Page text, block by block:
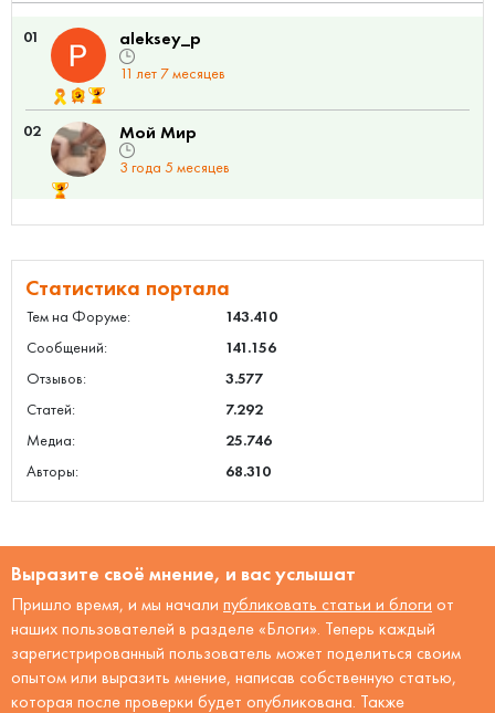
01 aleksey_p
11 лет 7 месяцев
02 Мой Мир
3 года 5 месяцев
Статистика портала
Тем на Форуме:
143.410
Сообщений:
141.156
Отзывов:
3.577
Статей:
7.292
Медиа:
25.746
Авторы:
68.310
Выразите своё мнение, и вас услышат
Пришло время, и мы начали публиковать статьи и блоги от
наших пользователей в разделе «Блоги». Теперь каждый
зарегистрированный пользователь может поделиться своим
опытом или выразить мнение, написав собственную статью,
которая после проверки будет опубликована. Также